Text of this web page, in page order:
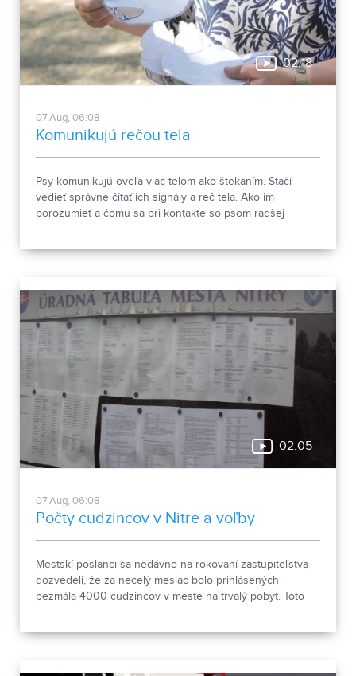
02:18
07.Aug, 06:08
Komunikujú rečou tela
Psy komunikujú oveľa viac telom ako štekaním. Stačí
vedieť správne čítať ich signály a reč tela. Ako im
porozumieť a čomu sa pri kontakte so psom radšej
02:05
07.Aug, 06:08
Počty cudzincov v Nitre a voľby
Mestskí poslanci sa nedávno na rokovaní zastupiteľstva
dozvedeli, že za necelý mesiac bolo prihlásených
bezmála 4000 cudzincov v meste na trvalý pobyt. Toto